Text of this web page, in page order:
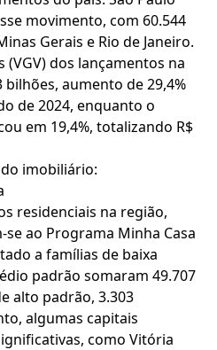
movimento, com 60.544
Gerais e Rio de Janeiro.
(VGV) dos lançamentos na
bilhões, aumento de 29,4%
de 2024, enquanto o
em 19,4%, totalizando R$
imobiliário:
residenciais na região,
se ao Programa Minha Casa
a famílias de baixa
padrão somaram 49.707
alto padrão, 3.303
algumas capitais
como Vitória